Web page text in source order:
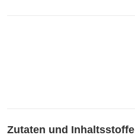
Zutaten und Inhaltsstoffe